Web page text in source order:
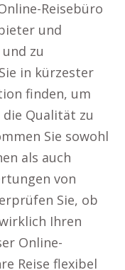
Reisebüro
und
zu
in kürzester
finden, um
Qualität zu
Sie sowohl
als auch
von
Sie, ob
Ihren
Online-
Reise flexibel